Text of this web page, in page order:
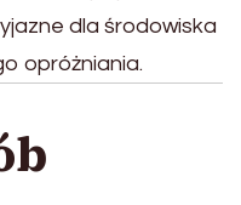
dla środowiska
opróżniania.